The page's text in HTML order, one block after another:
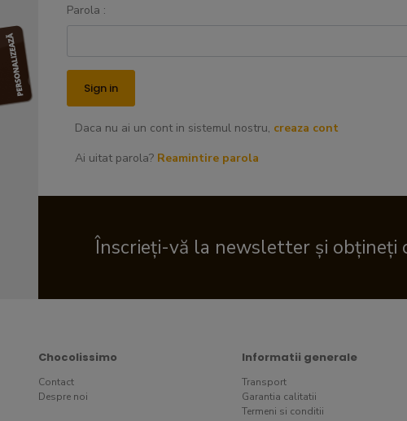
Parola :
Daca nu ai un cont in sistemul nostru, creaza cont
Ai uitat parola? Reamintire parola
Înscrieți-vă la newsletter și obțineți
Chocolissimo
Contact
Despre noi
Informatii generale
Transport
Garantia calitatii
Termeni si conditii